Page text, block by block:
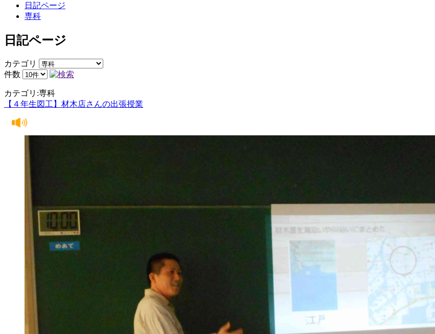
日記ページ
専科
日記ページ
カテゴリ
件数
カテゴリ:専科
【４年生図工】材木店さんの出張授業